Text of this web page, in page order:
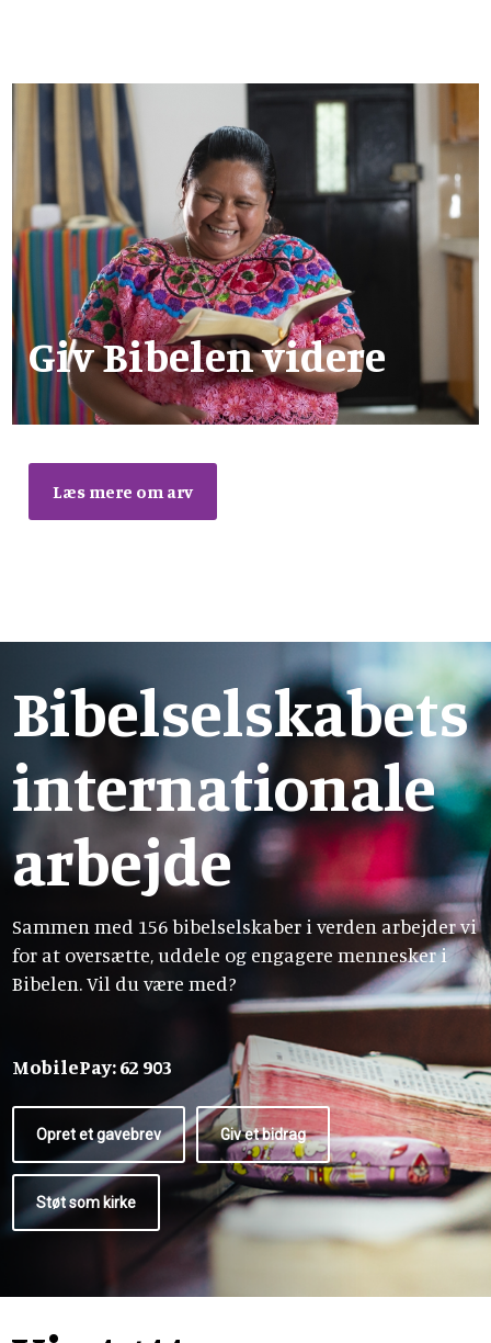
Giv Bibelen videre
Læs mere om arv
Bibelselskabets
internationale
arbejde
Sammen med 156 bibelselskaber i verden arbejder vi
for at oversætte, uddele og engagere mennesker i
Bibelen. Vil du være med?
MobilePay: 62 903
Opret et gavebrev Giv et bidrag
Støt som kirke